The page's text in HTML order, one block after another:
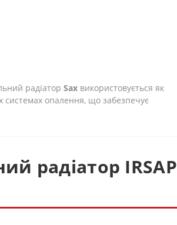
радіатор Sax використовується як
опалення, що забезпечує
радіатор IRSAP